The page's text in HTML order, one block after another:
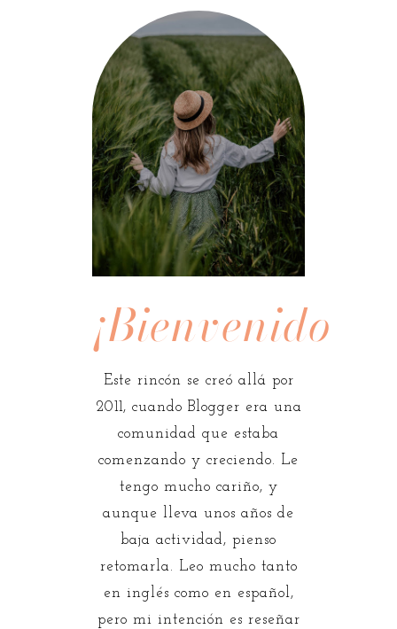
¡Bienvenidos!
Este rincón se creó allá por
2011, cuando Blogger era una
comunidad que estaba
comenzando y creciendo. Le
tengo mucho cariño, y
aunque lleva unos años de
baja actividad, pienso
retomarla. Leo mucho tanto
en inglés como en español,
pero mi intención es reseñar